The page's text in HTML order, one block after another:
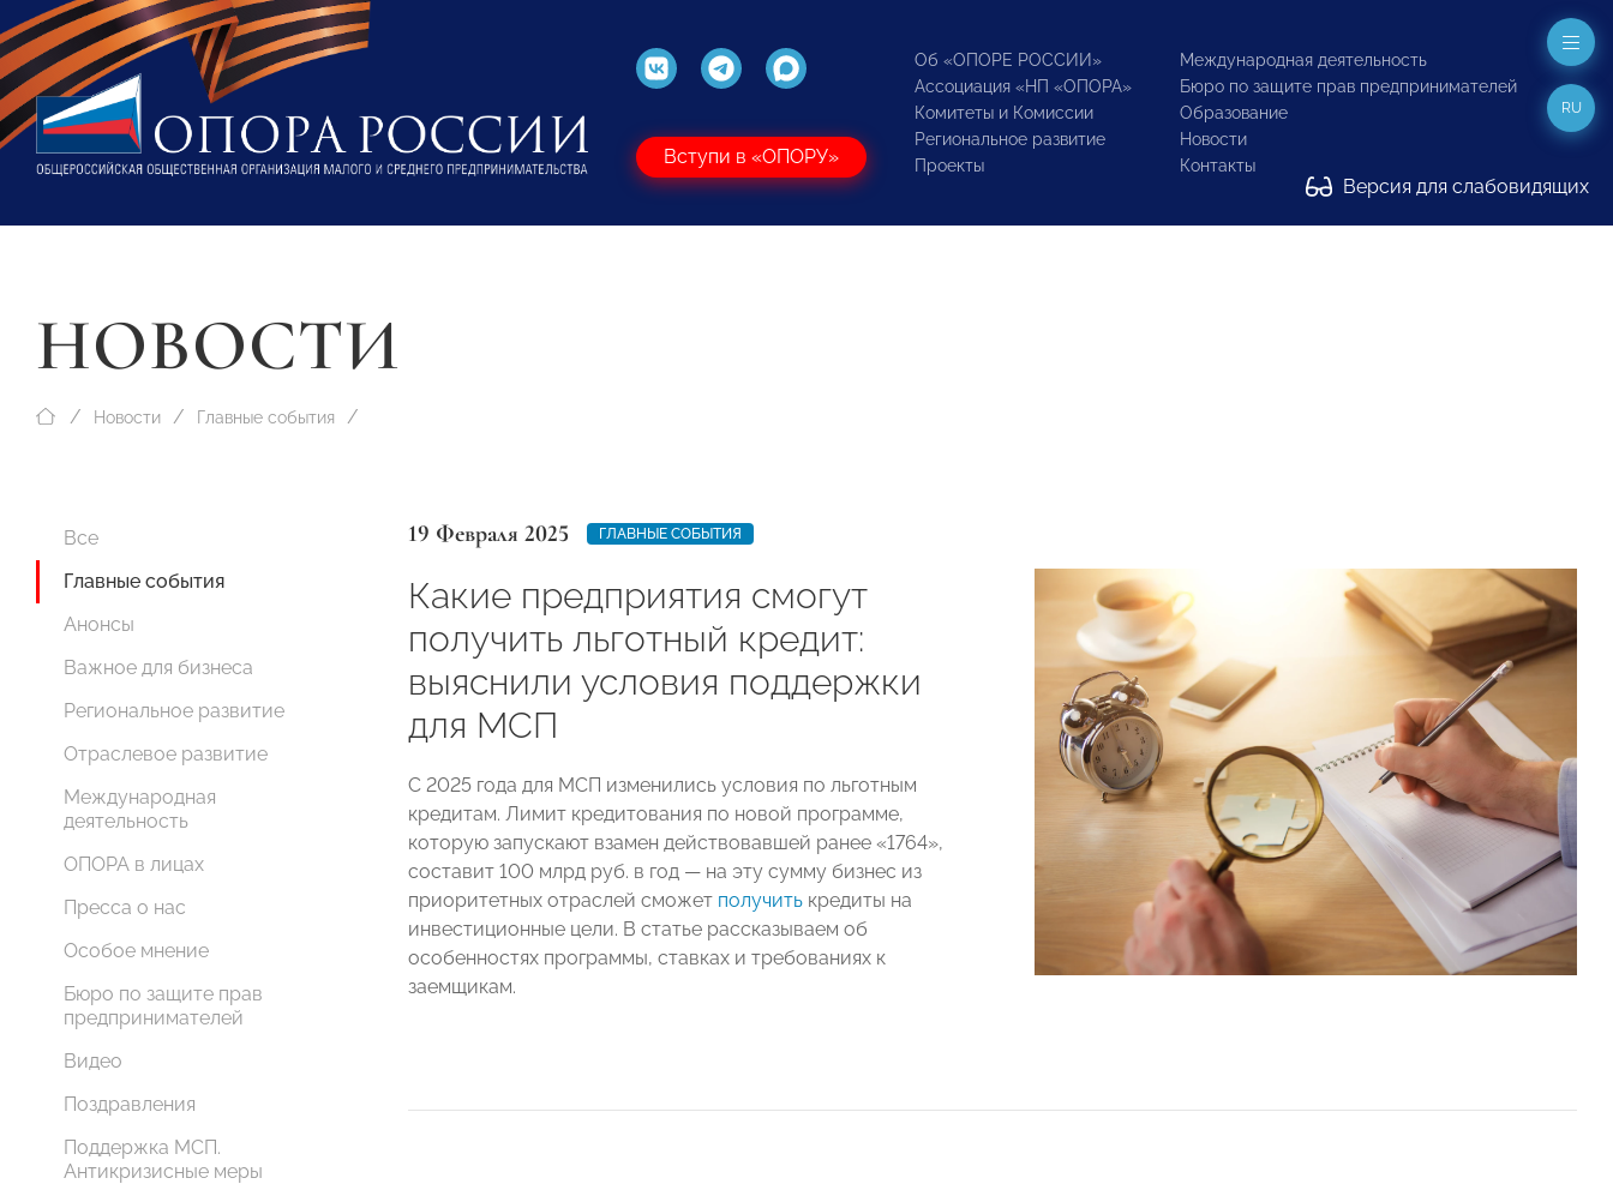
Вступи в «ОПОРУ»
Об «ОПОРЕ РОССИИ»
Ассоциация «НП «ОПОРА»
Комитеты и Комиссии
Региональное развитие
Проекты
Международная деятельность
Бюро по защите прав предпринимателей
Образование
Новости
Контакты
Версия для слабовидящих
RU
НОВОСТИ
Новости Главные события
Все
Главные события
Анонсы
Важное для бизнеса
Региональное развитие
Отраслевое развитие
Международная
деятельность
ОПОРА в лицах
Пресса о нас
Особое мнение
Бюро по защите прав
предпринимателей
Видео
Поздравления
Поддержка МСП.
Антикризисные меры
19 Февраля 2025 ГЛАВНЫЕ СОБЫТИЯ
Какие предприятия смогут
получить льготный кредит:
выяснили условия поддержки
для МСП
С 2025 года для МСП изменились условия по льготным
кредитам. Лимит кредитования по новой программе,
которую запускают взамен действовавшей ранее «1764»,
составит 100 млрд руб. в год — на эту сумму бизнес из
приоритетных отраслей сможет получить кредиты на
инвестиционные цели. В статье рассказываем об
особенностях программы, ставках и требованиях к
заемщикам.